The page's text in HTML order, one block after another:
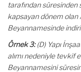
tarafından süresinden
kapsayan dönem
Beyannamesinde
Örnek 3:(D) Yapı
alımı nedeniyle tevkif
Beyannamesini